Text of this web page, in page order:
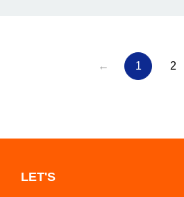
← 1 2
LET'S